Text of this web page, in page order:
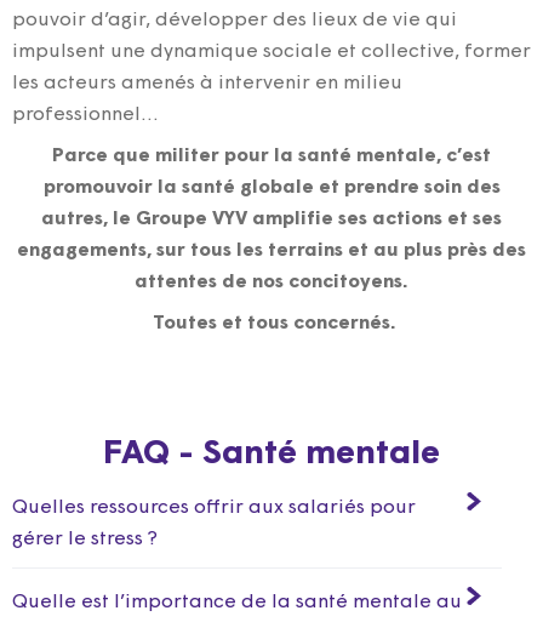
pouvoir d’agir, développer des lieux de vie qui
impulsent une dynamique sociale et collective, former
les acteurs amenés à intervenir en milieu
professionnel…
Parce que militer pour la santé mentale, c’est
promouvoir la santé globale et prendre soin des
autres, le Groupe VYV amplifie ses actions et ses
engagements, sur tous les terrains et au plus près des
attentes de nos concitoyens.
Toutes et tous concernés.
FAQ - Santé mentale
Quelles ressources offrir aux salariés pour
gérer le stress ?
Quelle est l’importance de la santé mentale au